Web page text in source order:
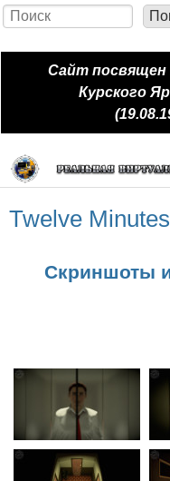
Перейти к основному
Skip to search
Форма поиска
Поиск
Сайт посвящен
Курского
Twelve Minutes
Скриншоты